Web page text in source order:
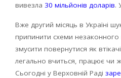
вивезла 30 мільйонів доларів.
Вже другий місяць в Україні
припинити схеми
змусити повернутися як
легально вчиться, працює чи
Сьогодні у Верховній Раді